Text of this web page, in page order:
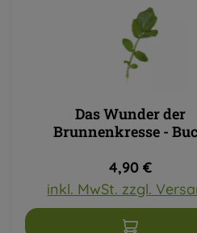
Das Wunder der
Brunnenkresse -
Regulärer
4,90 €
inkl. MwSt. zzgl.
In den